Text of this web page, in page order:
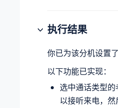
执行结果
你已为该分机设置
以下功能已实现：
选中通话类型
以接听来电，